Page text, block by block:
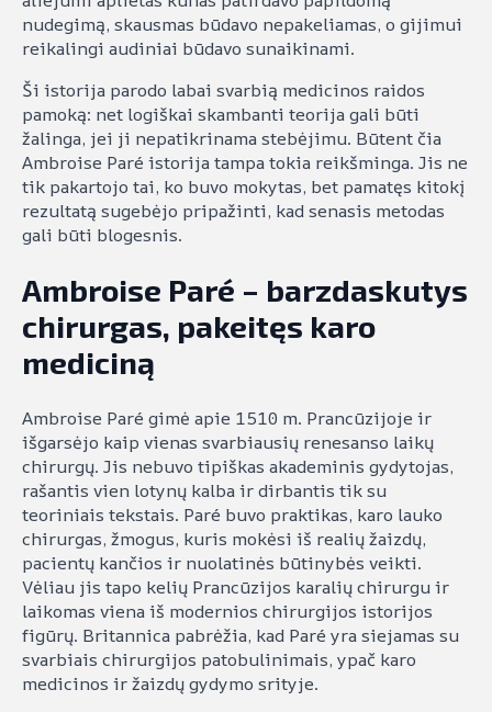
nudegimą, skausmas būdavo nepakeliamas, o gijimui
reikalingi audiniai būdavo sunaikinami.
Ši istorija parodo labai svarbią medicinos raidos
pamoką: net logiškai skambanti teorija gali būti
žalinga, jei ji nepatikrinama stebėjimu. Būtent čia
Ambroise Paré istorija tampa tokia reikšminga. Jis ne
tik pakartojo tai, ko buvo mokytas, bet pamatęs kitokį
rezultatą sugebėjo pripažinti, kad senasis metodas
gali būti blogesnis.
Ambroise Paré – barzdaskutys
chirurgas, pakeitęs karo
mediciną
Ambroise Paré gimė apie 1510 m. Prancūzijoje ir
išgarsėjo kaip vienas svarbiausių renesanso laikų
chirurgų. Jis nebuvo tipiškas akademinis gydytojas,
rašantis vien lotynų kalba ir dirbantis tik su
teoriniais tekstais. Paré buvo praktikas, karo lauko
chirurgas, žmogus, kuris mokėsi iš realių žaizdų,
pacientų kančios ir nuolatinės būtinybės veikti.
Vėliau jis tapo kelių Prancūzijos karalių chirurgu ir
laikomas viena iš modernios chirurgijos istorijos
figūrų. Britannica pabrėžia, kad Paré yra siejamas su
svarbiais chirurgijos patobulinimais, ypač karo
medicinos ir žaizdų gydymo srityje.